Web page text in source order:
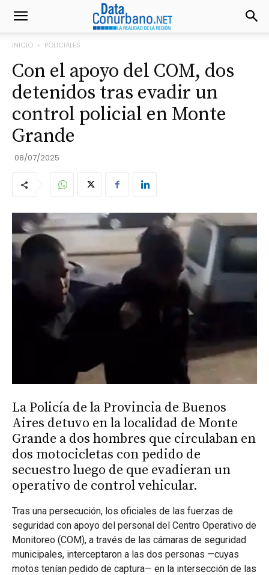
INICIO POLICIALES
Con el apoyo del COM, dos
detenidos tras evadir un
control policial en Monte
Grande
08/07/2025
La Policía de la Provincia de Buenos
Aires detuvo en la localidad de Monte
Grande a dos hombres que circulaban en
dos motocicletas con pedido de
secuestro luego de que evadieran un
operativo de control vehicular.
Tras una persecución, los oficiales de las fuerzas de
seguridad con apoyo del personal del Centro Operativo de
Monitoreo (COM), a través de las cámaras de seguridad
municipales, interceptaron a las dos personas —cuyas
motos tenían pedido de captura— en la intersección de las